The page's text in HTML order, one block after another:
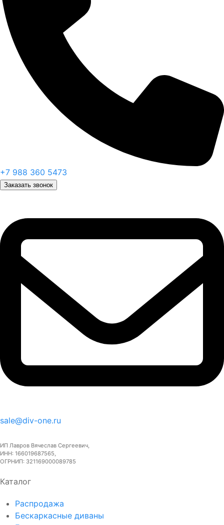
+7 988 360 5473
Заказать звонок
sale@div-one.ru
ИП Лавров Вячеслав Сергеевич,
ИНН: 166019687565,
ОГРНИП: 321169000089785
Каталог
Распродажа
Бескаркасные диваны